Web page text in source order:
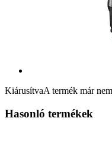
KiárusítvaA termék már
Hasonló termékek